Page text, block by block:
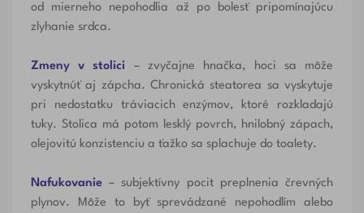
od mierneho nepohodlia až po bolesť pripomínajúcu
zlyhanie srdca.
Zmeny v stolici – zvyčajne hnačka, hoci sa môže
vyskytnúť aj zápcha. Chronická steatorea sa vyskytuje
pri nedostatku tráviacich enzýmov, ktoré rozkladajú
tuky. Stolica má potom lesklý povrch, hnilobný zápach,
olejovitú konzistenciu a ťažko sa splachuje do toalety.
Nafukovanie – subjektívny pocit preplnenia črevných
plynov. Môže to byť sprevádzané nepohodlím alebo